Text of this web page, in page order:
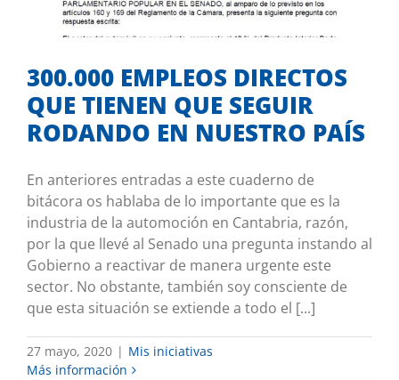
Mis iniciativas
300.000 EMPLEOS DIRECTOS
QUE TIENEN QUE SEGUIR
RODANDO EN NUESTRO PAÍS
En anteriores entradas a este cuaderno de
bitácora os hablaba de lo importante que es la
industria de la automoción en Cantabria, razón,
por la que llevé al Senado una pregunta instando al
Gobierno a reactivar de manera urgente este
sector. No obstante, también soy consciente de
que esta situación se extiende a todo el [...]
27 mayo, 2020 | Mis iniciativas
Más información